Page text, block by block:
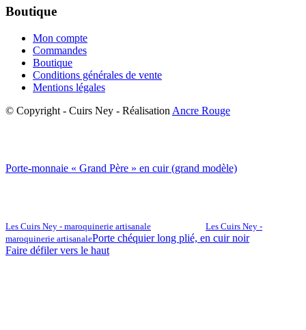
Boutique
Mon compte
Commandes
Boutique
Conditions générales de vente
Mentions légales
© Copyright - Cuirs Ney - Réalisation Ancre Rouge
Porte-monnaie « Grand Père » en cuir (grand modèle)
Les Cuirs Ney - maroquinerie artisanale
Les Cuirs Ney -
maroquinerie artisanalePorte chéquier long plié, en cuir noir
Faire défiler vers le haut